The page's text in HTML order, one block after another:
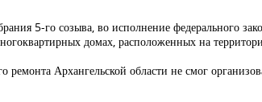
5-го созыва, во исполнение федерального
домах, расположенных на
Архангельской области не смог